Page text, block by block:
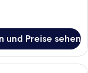
und Preise sehen
Terrasse,